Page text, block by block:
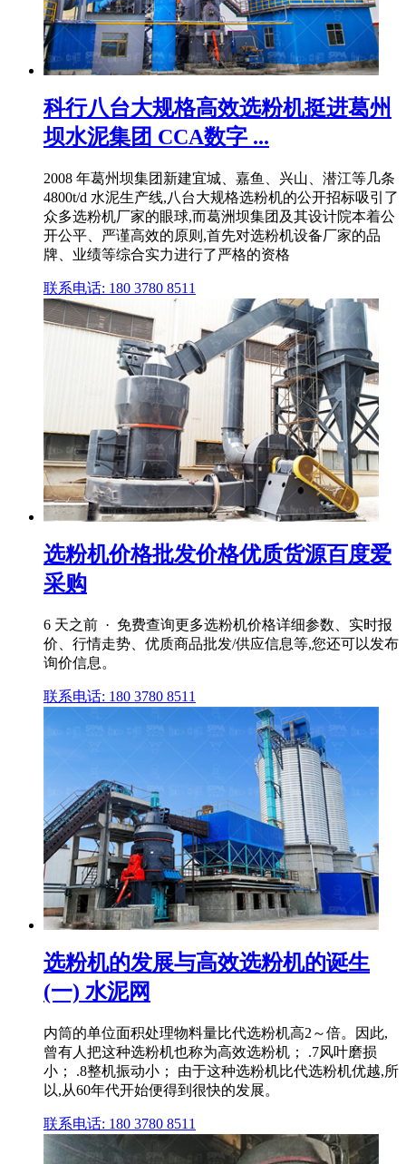
科行八台大规格高效选粉机挺进葛州
坝水泥集团 CCA数字 ...
2008 年葛州坝集团新建宜城、嘉鱼、兴山、潜江等几条
4800t/d 水泥生产线,八台大规格选粉机的公开招标吸引了
众多选粉机厂家的眼球,而葛洲坝集团及其设计院本着公
开公平、严谨高效的原则,首先对选粉机设备厂家的品
牌、业绩等综合实力进行了严格的资格
联系电话: 180 3780 8511
选粉机价格批发价格优质货源百度爱
采购
6 天之前 · 免费查询更多选粉机价格详细参数、实时报
价、行情走势、优质商品批发/供应信息等,您还可以发布
询价信息。
联系电话: 180 3780 8511
选粉机的发展与高效选粉机的诞生
(一) 水泥网
内筒的单位面积处理物料量比代选粉机高2～倍。因此,
曾有人把这种选粉机也称为高效选粉机； .7风叶磨损
小； .8整机振动小； 由于这种选粉机比代选粉机优越,所
以,从60年代开始便得到很快的发展。
联系电话: 180 3780 8511